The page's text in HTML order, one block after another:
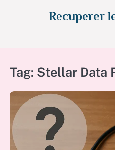
Recuperer
Tag: Stellar Data